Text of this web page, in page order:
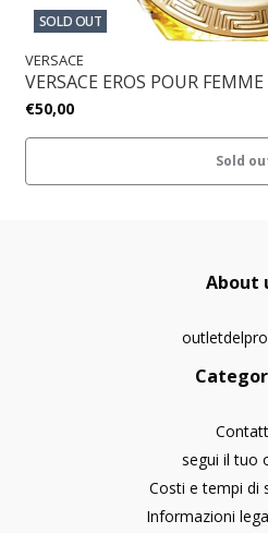
SOLD OUT
VERSACE
VERSACE EROS POUR
€50,00
Sold
About
segui il tuo
Costi e tempi di
Informazioni